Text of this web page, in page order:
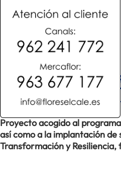
Proyecto acogido al
así como a la implantación
Transformación y